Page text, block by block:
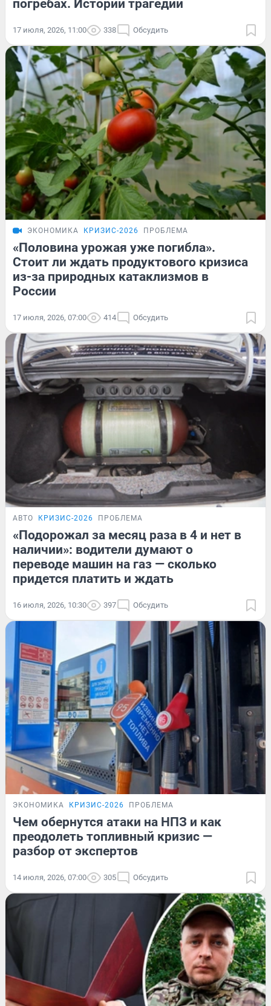
погребах. Истории трагедий
17 июля, 2026, 11:00 338 Обсудить
ЭКОНОМИКА КРИЗИС-2026 ПРОБЛЕМА
«Половина урожая уже погибла».
Стоит ли ждать продуктового кризиса
из-за природных катаклизмов в
России
17 июля, 2026, 07:00 414 Обсудить
АВТО КРИЗИС-2026 ПРОБЛЕМА
«Подорожал за месяц раза в 4 и нет в
наличии»: водители думают о
переводе машин на газ — сколько
придется платить и ждать
16 июля, 2026, 10:30 397 Обсудить
ЭКОНОМИКА КРИЗИС-2026 ПРОБЛЕМА
Чем обернутся атаки на НПЗ и как
преодолеть топливный кризис —
разбор от экспертов
14 июля, 2026, 07:00 305 Обсудить